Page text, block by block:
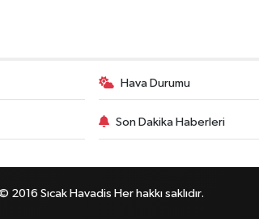
Hava Durumu
Son Dakika Haberleri
Sıcak Havadis Her hakkı saklıdır.